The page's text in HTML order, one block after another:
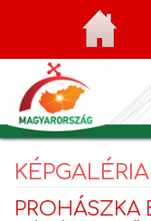
KÉPGALÉRIA
PROHÁSZKA